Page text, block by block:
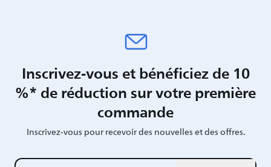
Inscrivez-vous et bénéficiez de 10
%* de réduction sur votre première
commande
Inscrivez-vous pour recevoir des nouvelles et des offres.